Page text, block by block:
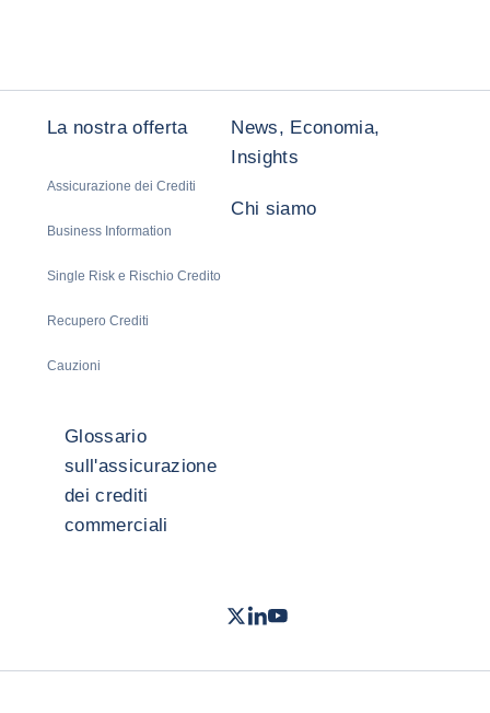
La nostra offerta
Assicurazione dei Crediti
Business Information
Single Risk e Rischio Credito
Recupero Crediti
Cauzioni
News, Economia,
Insights
Chi siamo
Glossario
sull'assicurazione
dei crediti
commerciali
Twitter- Coface
LinkedIn
Youtube